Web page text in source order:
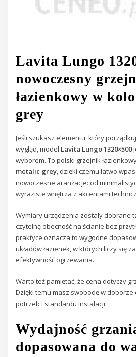
Lavita Lungo
nowoczesny
łazienkowy w
grey
Jeśli szukasz elementu, który
wygląd, model Lavita Lungo 1320×500
wyborem. To polski grzejnik
metalic grey, dzięki czemu łatwo
nowoczesne aranżacje: od
wyraziste wnętrza z akcentami
Wymiary urządzenia zostały dobrane
czytelną obecność na ścianie bez
praktyce oznacza to wygodne
układów łazienek, w których liczy się
efektywność ogrzewania.
Warto też pamiętać, że cena dotyczy
Dzięki temu masz swobodę w doborze
potrzeb i standardu instalacji.
Wydajność
dopasowana do